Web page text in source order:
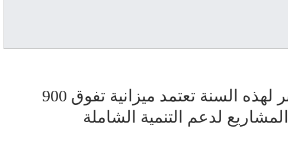
جهة طنجة في دورة أكتوبر لهذه السنة تعتمد ميزانية تفوق 900
لدعم التنمية الشاملة